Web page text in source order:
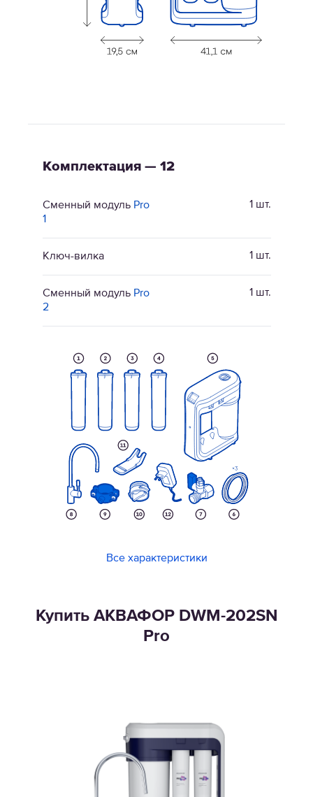
Комплектация — 12
Сменный модуль Pro
1
1 шт.
Ключ-вилка 1 шт.
Сменный модуль Pro
2
1 шт.
Все характеристики
Купить АКВАФОР DWM-202SN
Pro